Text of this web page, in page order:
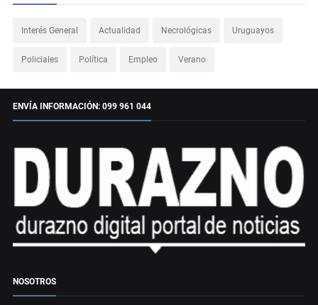
Interés General Actualidad Necrológicas Uruguayos
Policiales Política Empleo Verano
ENVÍA INFORMACIÓN: 099 961 044
NOSOTROS